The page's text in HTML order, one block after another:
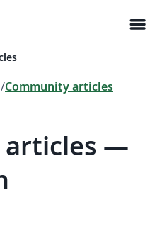
menu
/Community articles
articles —